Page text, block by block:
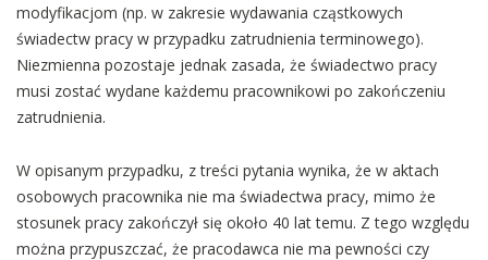
modyfikacjom (np. w zakresie wydawania cząstkowych
świadectw pracy w przypadku zatrudnienia terminowego).
Niezmienna pozostaje jednak zasada, że świadectwo pracy
musi zostać wydane każdemu pracownikowi po zakończeniu
zatrudnienia.
W opisanym przypadku, z treści pytania wynika, że w aktach
osobowych pracownika nie ma świadectwa pracy, mimo że
stosunek pracy zakończył się około 40 lat temu. Z tego względu
można przypuszczać, że pracodawca nie ma pewności czy